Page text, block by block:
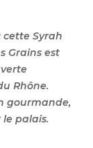
cette Syrah
Grains est
Rhône.
gourmande,
le palais.